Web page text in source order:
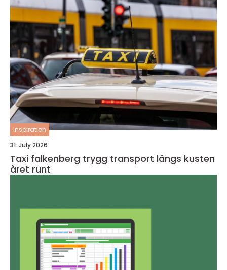
inspiration
31. July 2026
Taxi falkenberg trygg transport längs kusten
året runt